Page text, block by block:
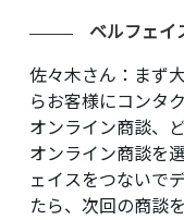
ベルフェイ
佐々木さん： まず
らお客様にコンタ
オンライン商談、
オンライン商談を
ェイスをつないで
たら、次回の商談